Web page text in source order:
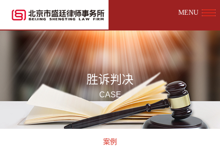
MENU
胜诉判决
CASE
案例